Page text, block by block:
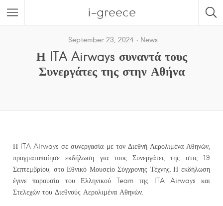
i-greece
September 23, 2024 News
Η ITA Airways συναντά τους
Συνεργάτες της στην Αθήνα
Η ITA Airways σε συνεργασία με τον Διεθνή Αερολιμένα Αθηνών,
πραγματοποίησε εκδήλωση για τους Συνεργάτες της στις 19
Σεπτεμβρίου, στο Εθνικό Μουσείο Σύγχρονης Τέχνης. Η εκδήλωση
έγινε παρουσία του Ελληνικού Team της ITA Airways και
Στελεχών του Διεθνούς Αερολιμένα Αθηνών.